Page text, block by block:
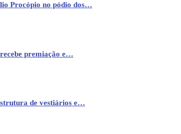
Procópio no pódio dos…
premiação e…
de vestiários e…